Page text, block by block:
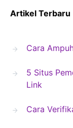
Artikel Terbaru
Cara
5 Situs
Link
Cara